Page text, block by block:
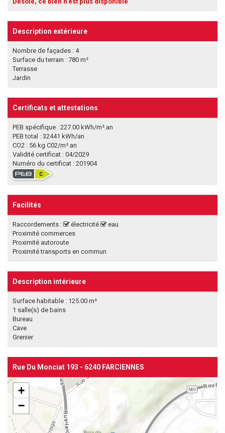
Description extérieure
Nombre de façades : 4
Surface du terrain : 780 m²
Terrasse
Jardin
Certificats et attestations
PEB spécifique : 227.00 kWh/m².an
PEB total : 32441 kWh/an
CO2 : 56 kg C02/m².an
Validité certificat : 04/2029
Numéro du certificat : 201904
Facilités
Raccordements : électricité
eau
Proximité commerces
Proximité autoroute
Proximité transports en commun
Description intérieure
Surface habitable : 125.00 m²
1 salle(s) de bains
Bureau
Cave
Grenier
Rue Du Monciat 193 - 6240 FARCIENNES
+
−